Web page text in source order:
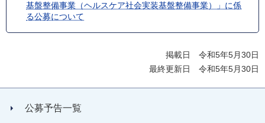
基盤整備事業（ヘルスケア社会実装基盤整備事業）」に係
る公募について
掲載日 令和5年5月30日
最終更新日 令和5年5月30日
公募予告一覧